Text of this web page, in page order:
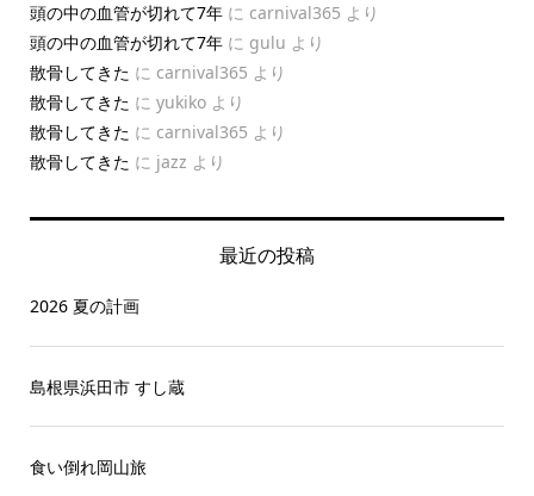
頭の中の血管が切れて7年に carnival365 より
頭の中の血管が切れて7年に gulu より
散骨してきた に carnival365 より
散骨してきた に yukikoより
散骨してきた に carnival365 より
散骨してきた に jazz より
最近の投稿
2026 夏の計画
島根県浜田市 すし蔵
食い倒れ岡山旅